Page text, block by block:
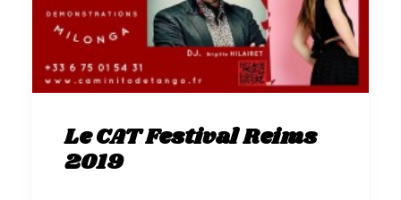
Le CAT Festival Reims
2019